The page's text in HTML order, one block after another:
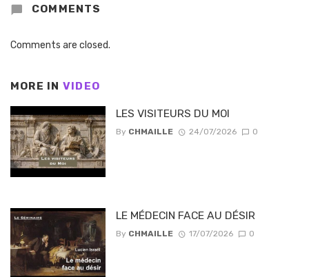
COMMENTS
Comments are closed.
MORE IN VIDEO
LES VISITEURS DU MOI
By CHMAILLE 24/07/2026 0
LE MÉDECIN FACE AU DÉSIR
By CHMAILLE 17/07/2026 0